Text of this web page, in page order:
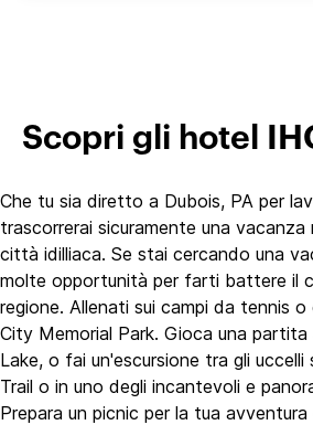
Scopri gli hotel
Che tu sia diretto a Dubois, PA per
trascorrerai sicuramente una vacanza
città idilliaca. Se stai cercando una
molte opportunità per farti battere il
regione. Allenati sui campi da tennis
City Memorial Park. Gioca una partita
Lake, o fai un'escursione tra gli
Trail o in uno degli incantevoli e
Prepara un picnic per la tua